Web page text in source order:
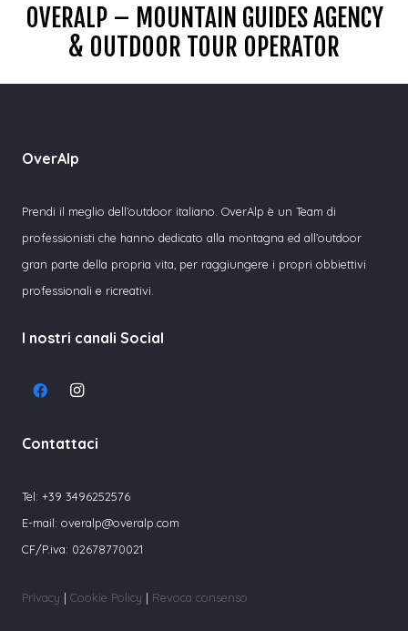
OVERALP – MOUNTAIN GUIDES AGENCY
& OUTDOOR TOUR OPERATOR
OverAlp
Prendi il meglio dell’outdoor italiano. OverAlp è un Team di
professionisti che hanno dedicato alla montagna ed all’outdoor
gran parte della propria vita, per raggiungere i propri obbiettivi
professionali e ricreativi.
I nostri canali Social
Contattaci
Tel: +39 3496252576
E-mail: overalp@overalp.com
CF/P.iva: 02678770021
Privacy | Cookie Policy | Revoca consenso